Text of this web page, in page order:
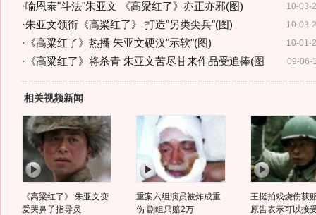
10-03-
·喻恩泰"斗法"朱亚文 《高粱红了》亦正亦邪(图)
10-03-
·朱亚文领衔《高粱红了》 打造"另类尖兵"(图)
10-01-
· 《高粱红了》热播 朱亚文硬汉"示软"(图)
09-06-
· 《高粱红了》将杀青 朱亚文苦尽甘来作品受追捧(图
相关视频新闻
《高粱红了》 朱亚文变
爱哭鼻子指导员
重案六组演员被炸成重
伤 剧组只赔2万
王挺拍戏烧伤获
原告表示可以接